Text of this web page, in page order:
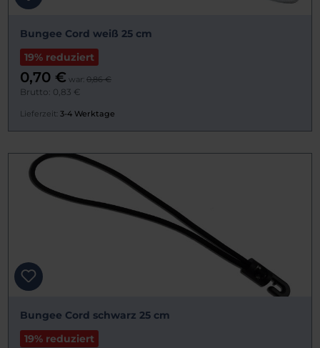
Bungee Cord weiß 25 cm
19% reduziert
0,70 € war: 0,86 €
Brutto: 0,83 €
Lieferzeit: 3-4 Werktage
Bungee Cord schwarz 25 cm
19% reduziert